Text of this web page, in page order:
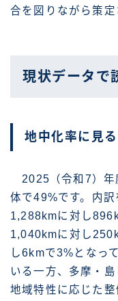
合を図りながら策定
現状データで
地中化率に見
2025（令和7）年
体で49%です。内
1,288kmに対し
1,040kmに対し
し6kmで3%となっ
いる一方、多摩・
地域特性に応じた